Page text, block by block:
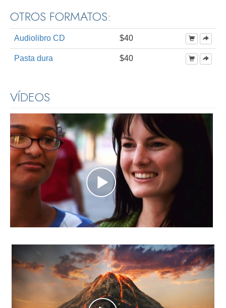
OTROS FORMATOS:
Audiolibro CD $40
Pasta dura $40
VÍDEOS